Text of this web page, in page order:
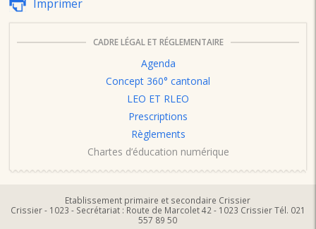
Imprimer
CADRE LÉGAL ET RÉGLEMENTAIRE
Agenda
Concept 360° cantonal
LEO ET RLEO
Prescriptions
Règlements
Chartes d’éducation numérique
Etablissement primaire et secondaire Crissier
Crissier - 1023 - Secrétariat : Route de Marcolet 42 - 1023 Crissier Tél. 021
557 89 50